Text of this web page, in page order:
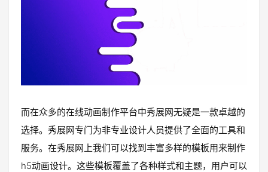
而在众多的在线动画制作平台中秀展网无疑是一款卓越的
选择。秀展网专门为非专业设计人员提供了全面的工具和
服务。在秀展网上我们可以找到丰富多样的模板用来制作
h5动画设计。这些模板覆盖了各种样式和主题，用户可以